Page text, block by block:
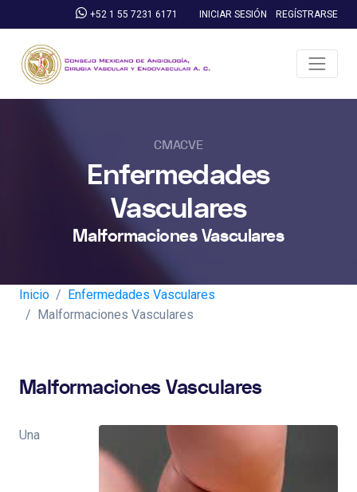
to
main
content
+52 1 55 7231 6171 INICIAR SESIÓN REGÍSTRARSE
CMACVE
Enfermedades
Vasculares
Malformaciones Vasculares
Inicio
Enfermedades Vasculares
Malformaciones Vasculares
Malformaciones Vasculares
Una